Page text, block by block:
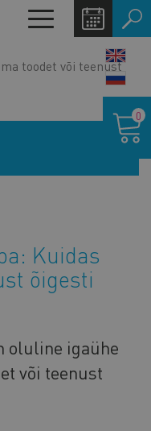
Toggle
navigation
toodet või teenust
Kuidas
õigesti
oluline igaühe
või teenust
0